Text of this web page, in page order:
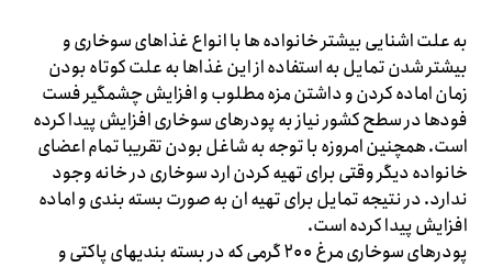
به علت اشنایی بیشتر خانواده ها با انواع غذاهای سوخاری و
بیشتر شدن تمایل به استفاده از این غذاها به علت کوتاه بودن
زمان اماده کردن و داشتن مزه مطلوب و افزایش چشمگیر فست
فودها در سطح کشور نیاز به پودرهای سوخاری افزایش پیدا کرده
است. همچنین امروزه با توجه به شاغل بودن تقریبا تمام اعضای
خانواده دیگر وقتی برای تهیه کردن ارد سوخاری در خانه وجود
ندارد. در نتیجه تمایل برای تهیه ان به صورت بسته بندی و اماده
افزایش پیدا کرده است.
پودرهای سوخاری مرغ ۲۰۰ گرمی که در بسته بندیهای پاکتی و